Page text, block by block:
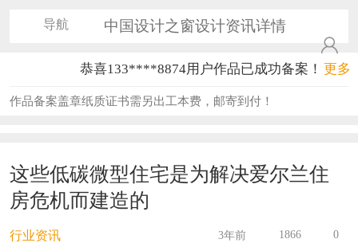
导航 中国设计之窗设计资讯详情
恭喜133****8874用户作品已成功备案！
恭喜138****8638用户作品已成功备案！
恭喜136****9807用户作品已成功备案！
恭喜159****4930用户作品已成功备案！
恭喜150****6483用户作品已成功备案！
更多
作品备案盖章纸质证书需另出工本费，邮寄到付！
这些低碳微型住宅是为解决爱尔兰住
房危机而建造的
行业资讯 3年前 1866 0